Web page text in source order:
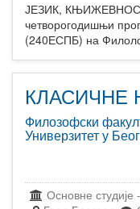
ЈЕЗИК,
четворогодишњи
(240ЕСПБ) на
КЛАСИЧНЕ
Филозофски
Универзитет у
Основне студије -